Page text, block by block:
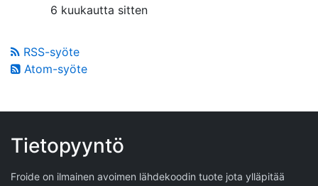
6 kuukautta sitten
RSS-syöte
Atom-syöte
Tietopyyntö
Froide on ilmainen avoimen lähdekoodin tuote jota ylläpitää